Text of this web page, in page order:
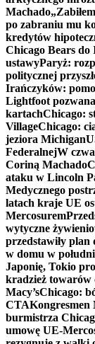
Machado
po zabraniu mu
kredytów
Chicago Bears do
ustawyParyż:
politycznej
Irańczyków:
Lightfoot
kartachChicago:
VillageChicago:
jeziora Michigan
FederalnejW
Coriną Machado
ataku w Lincoln
Medycznego
latach kraje UE
Mercosurem
wytyczne
przedstawiły plan
w domu w
Japonię, Tokio
kradzież towarów
Macy’sChicago:
CTAKongresmen
burmistrza
umowę UE-